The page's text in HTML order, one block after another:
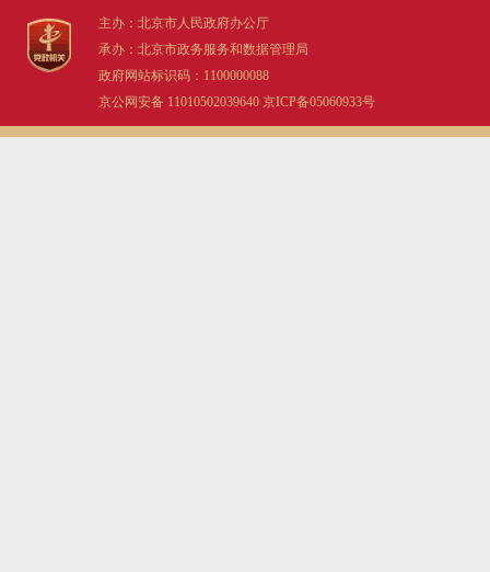
主办：北京市人民政府办公厅
承办：北京市政务服务和数据管理局
政府网站标识码：1100000088
京公网安备 11010502039640 京ICP备05060933号